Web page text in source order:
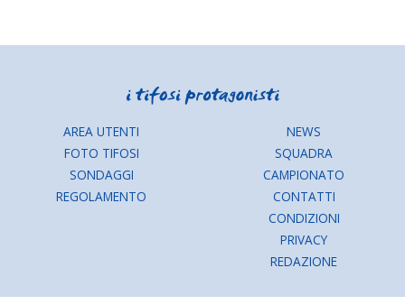
AREA UTENTI
FOTO TIFOSI
SONDAGGI
REGOLAMENTO
NEWS
SQUADRA
CAMPIONATO
CONTATTI
CONDIZIONI
PRIVACY
REDAZIONE